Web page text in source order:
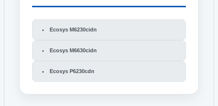
Ecosys M6230cidn
Ecosys M6630cidn
Ecosys P6230cdn